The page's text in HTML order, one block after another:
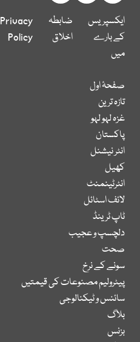
ایکسپریس
کے بارے
میں
ضابطہ
اخلاق
Privacy
Policy
صفحۂ اول
تازہ ترین
غزہ لہو لہو
پاکستان
انٹر نیشنل
کھیل
انٹرٹینمنٹ
لائف اسٹائل
ٹاپ ٹرینڈ
دلچسپ و عجیب
صحت
سونے کے نرخ
پیٹرولیم مصنوعات کی قیمتیں
سائنس و ٹیکنالوجی
بلاگ
بزنس